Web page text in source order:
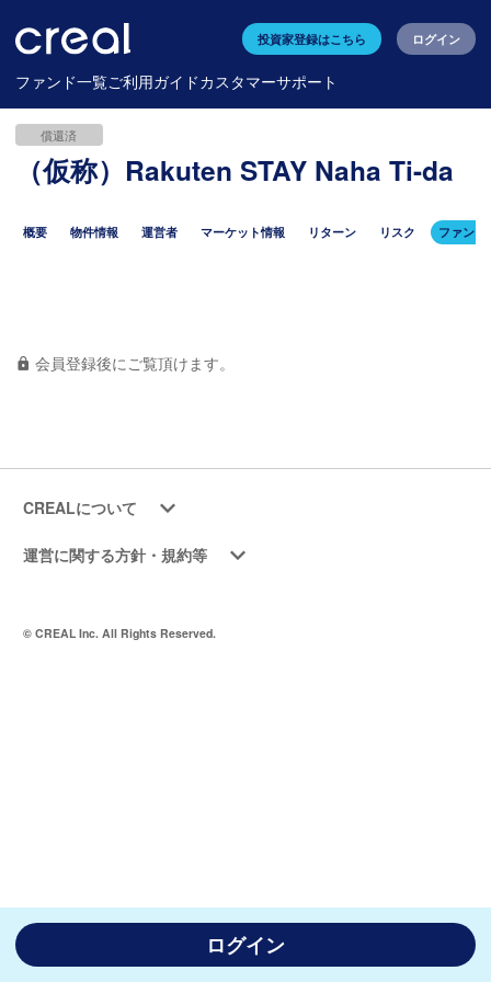
投資家登録はこちら ログイン
ファンド一覧ご利用ガイドカスタマーサポート
償還済
（仮称）Rakuten STAY Naha Ti-da
概要 物件情報 運営者 マーケット情報 リターン リスク ファンド
会員登録後にご覧頂けます。
ログイン
CREALについて
運営に関する方針・規約等
© CREAL Inc. All Rights Reserved.